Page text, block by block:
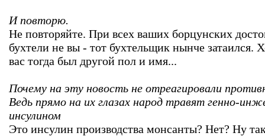
И повторю.
Не повторяйте. При всех ваших борцунских
бухтели не вы - тот бухтельщик нынче затаился.
вас тогда был другой пол и имя...
Почему на эту новость не отреагировали
Ведь прямо на их глазах народ травят генно-
инсулином
Это инсулин производства монсанты? Нет? Ну